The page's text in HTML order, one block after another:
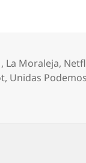
, La Moraleja,
, Unidas Podemos